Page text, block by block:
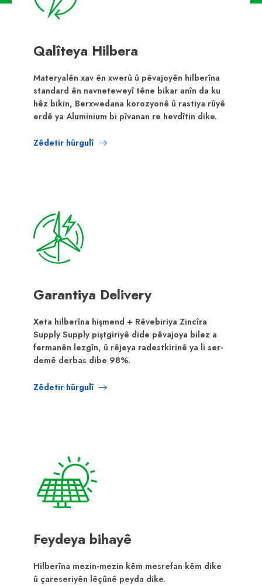
Qalîteya Hilbera
Materyalên xav ên xwerû û pêvajoyên hilberîna
standard ên navneteweyî têne bikar anîn da ku
hêz bikin, Berxwedana korozyonê û rastiya rûyê
erdê ya Aluminium bi pîvanan re hevdîtin dike.
Zêdetir hûrgulî
Garantiya Delivery
Xeta hilberîna hişmend + Rêvebiriya Zincîra
Supply Supply piştgiriyê dide pêvajoya bilez a
fermanên lezgîn, û rêjeya radestkirinê ya li ser-
demê derbas dibe 98%.
Zêdetir hûrgulî
Feydeya bihayê
Hilberîna mezin-mezin kêm mesrefan kêm dike
û çareseriyên lêçûnê peyda dike.